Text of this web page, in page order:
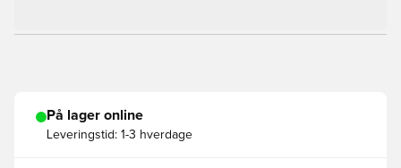
På lager online
Leveringstid: 1-3 hverdage